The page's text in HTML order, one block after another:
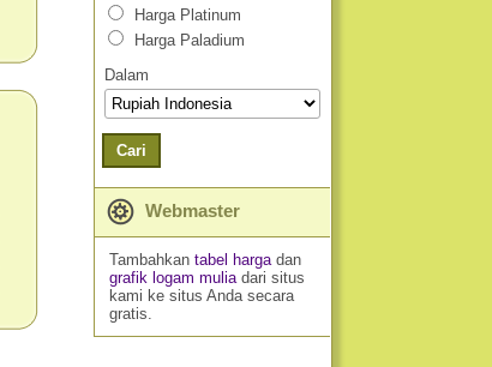
Harga Platinum
Harga Paladium
Dalam
Cari
Webmaster
Tambahkan tabel hargadan
grafik logam muliadari situs
kami ke situs Anda secara
gratis.